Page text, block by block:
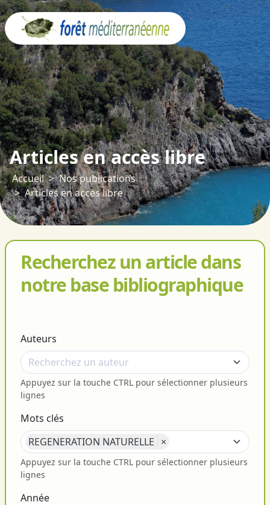
Articles en accès libre
Accueil
Nos publications
Articles en accès libre
Recherchez un article dans
notre base bibliographique
Auteurs
Appuyez sur la touche CTRL pour sélectionner plusieurs
lignes
Mots clés
REGENERATION NATURELLE ×
Appuyez sur la touche CTRL pour sélectionner plusieurs
lignes
Année
Panneau de gestion des cookies